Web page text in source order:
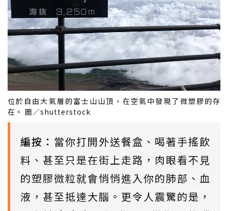
位於自由大氣層的富士山山頂，在空氣中發現了微塑膠的存
在。 圖／shutterstock
編按： 當你打開外送餐盒、喝著手搖飲
料、甚至只是在街上走路，肉眼看不見
的塑膠微粒就會悄悄進入你的肺部、血
液，甚至抵達大腦。更令人震驚的是，